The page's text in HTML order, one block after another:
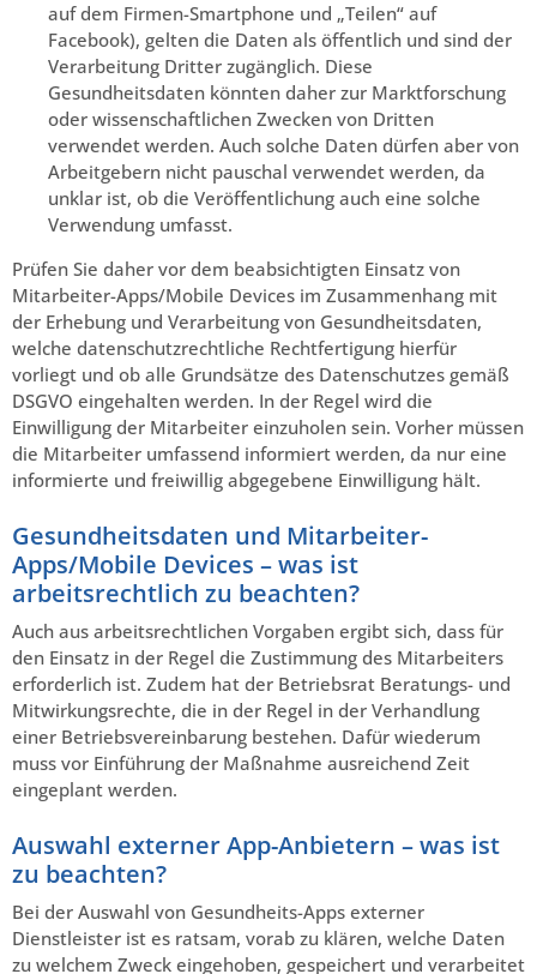
auf dem Firmen-Smartphone und „Teilen“ auf
Facebook), gelten die Daten als öffentlich und sind der
Verarbeitung Dritter zugänglich. Diese
Gesundheitsdaten könnten daher zur Marktforschung
oder wissenschaftlichen Zwecken von Dritten
verwendet werden. Auch solche Daten dürfen aber von
Arbeitgebern nicht pauschal verwendet werden, da
unklar ist, ob die Veröffentlichung auch eine solche
Verwendung umfasst.
Prüfen Sie daher vor dem beabsichtigten Einsatz von
Mitarbeiter-Apps/Mobile Devices im Zusammenhang mit
der Erhebung und Verarbeitung von Gesundheitsdaten,
welche datenschutzrechtliche Rechtfertigung hierfür
vorliegt und ob alle Grundsätze des Datenschutzes gemäß
DSGVO eingehalten werden. In der Regel wird die
Einwilligung der Mitarbeiter einzuholen sein. Vorher müssen
die Mitarbeiter umfassend informiert werden, da nur eine
informierte und freiwillig abgegebene Einwilligung hält.
Gesundheitsdaten und Mitarbeiter-
Apps/Mobile Devices – was ist
arbeitsrechtlich zu beachten?
Auch aus arbeitsrechtlichen Vorgaben ergibt sich, dass für
den Einsatz in der Regel die Zustimmung des Mitarbeiters
erforderlich ist. Zudem hat der Betriebsrat Beratungs- und
Mitwirkungsrechte, die in der Regel in der Verhandlung
einer Betriebsvereinbarung bestehen. Dafür wiederum
muss vor Einführung der Maßnahme ausreichend Zeit
eingeplant werden.
Auswahl externer App-Anbietern – was ist
zu beachten?
Bei der Auswahl von Gesundheits-Apps externer
Dienstleister ist es ratsam, vorab zu klären, welche Daten
zu welchem Zweck eingehoben, gespeichert und verarbeitet